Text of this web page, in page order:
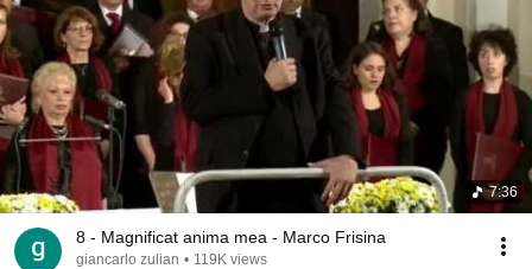
7:36
8 - Magnificat anima mea - Marco Frisina
giancarlo zulian • 119K views